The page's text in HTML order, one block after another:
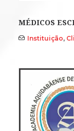
MÉDICOS
Instituição,